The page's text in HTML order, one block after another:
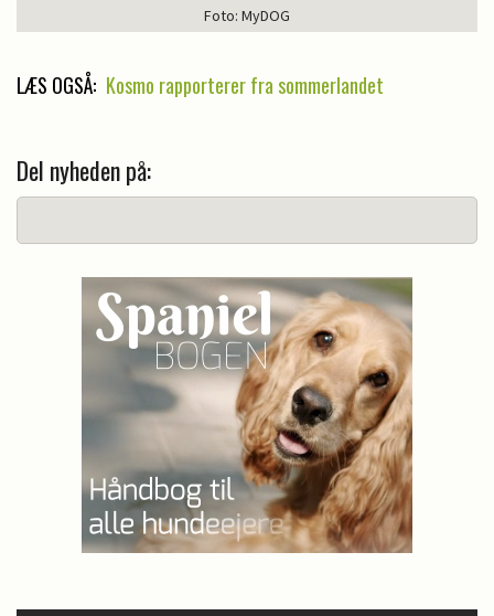
Foto: MyDOG
LÆS OGSÅ: Kosmo rapporterer fra sommerlandet
Del nyheden på: